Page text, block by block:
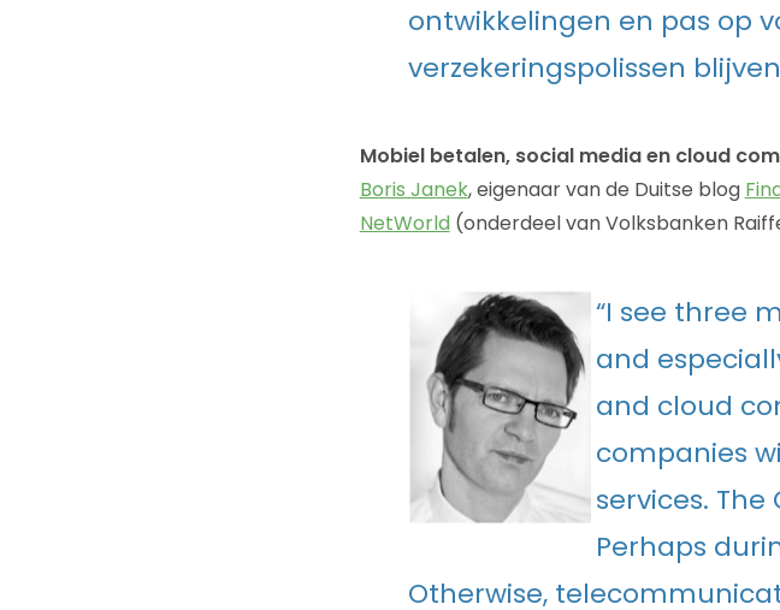
ontwikkelingen en pas op
verzekeringspolissen
Mobiel betalen, social media en cloud
Boris Janek, eigenaar van de Duitse blog
NetWorld (onderdeel van Volksbanken
“I see three
and
and cloud
companies
services.
Perhaps
Otherwise,